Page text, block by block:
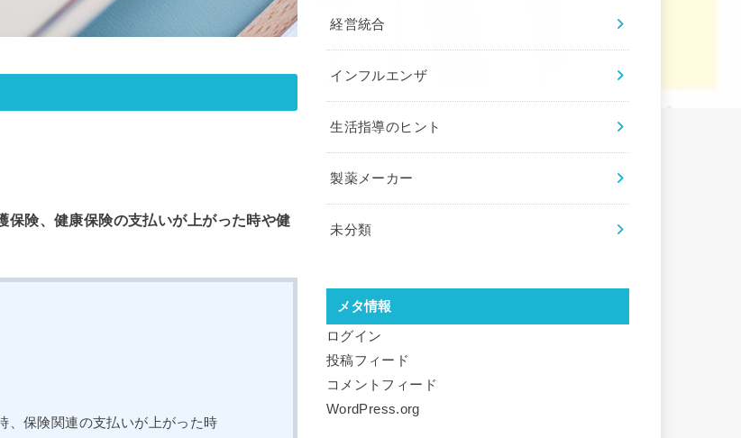
保険、健康保険の支払いが上がった時や健
、保険関連の支払いが上がった時
経営統合
インフルエンザ
生活指導のヒント
製薬メーカー
未分類
メタ情報
ログイン
投稿フィード
コメントフィード
WordPress.org